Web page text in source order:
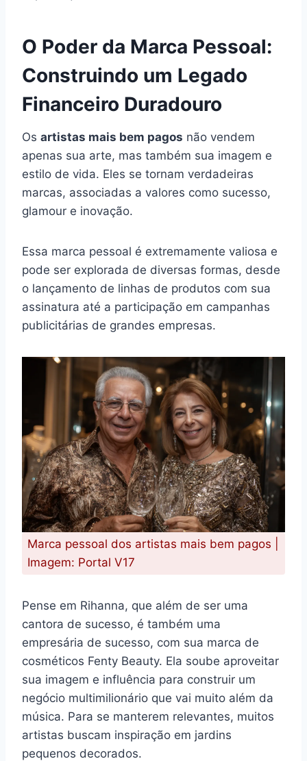
O Poder da Marca Pessoal:
Construindo um Legado
Financeiro Duradouro
Os artistas mais bem pagos não vendem
apenas sua arte, mas também sua imagem e
estilo de vida. Eles se tornam verdadeiras
marcas, associadas a valores como sucesso,
glamour e inovação.
Essa marca pessoal é extremamente valiosa e
pode ser explorada de diversas formas, desde
o lançamento de linhas de produtos com sua
assinatura até a participação em campanhas
publicitárias de grandes empresas.
Marca pessoal dos artistas mais bem pagos |
Imagem: Portal V17
Pense em Rihanna, que além de ser uma
cantora de sucesso, é também uma
empresária de sucesso, com sua marca de
cosméticos Fenty Beauty. Ela soube aproveitar
sua imagem e influência para construir um
negócio multimilionário que vai muito além da
música. Para se manterem relevantes, muitos
artistas buscam inspiração em jardins
pequenos decorados.